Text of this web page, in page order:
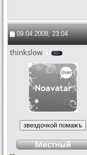
09.04.2008, 23:04
thinkslow